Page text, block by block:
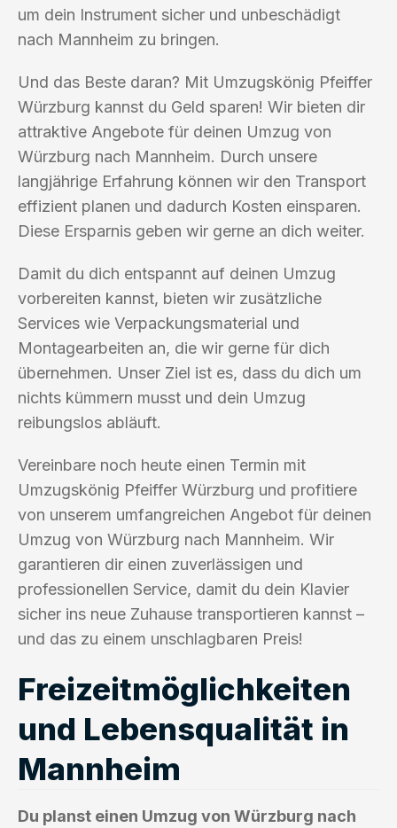
um dein Instrument sicher und unbeschädigt
nach Mannheim zu bringen.
Und das Beste daran? Mit Umzugskönig Pfeiffer
Würzburg kannst du Geld sparen! Wir bieten dir
attraktive Angebote für deinen Umzug von
Würzburg nach Mannheim. Durch unsere
langjährige Erfahrung können wir den Transport
effizient planen und dadurch Kosten einsparen.
Diese Ersparnis geben wir gerne an dich weiter.
Damit du dich entspannt auf deinen Umzug
vorbereiten kannst, bieten wir zusätzliche
Services wie Verpackungsmaterial und
Montagearbeiten an, die wir gerne für dich
übernehmen. Unser Ziel ist es, dass du dich um
nichts kümmern musst und dein Umzug
reibungslos abläuft.
Vereinbare noch heute einen Termin mit
Umzugskönig Pfeiffer Würzburg und profitiere
von unserem umfangreichen Angebot für deinen
Umzug von Würzburg nach Mannheim. Wir
garantieren dir einen zuverlässigen und
professionellen Service, damit du dein Klavier
sicher ins neue Zuhause transportieren kannst –
und das zu einem unschlagbaren Preis!
Freizeitmöglichkeiten
und Lebensqualität in
Mannheim
Du planst einen Umzug von Würzburg nach